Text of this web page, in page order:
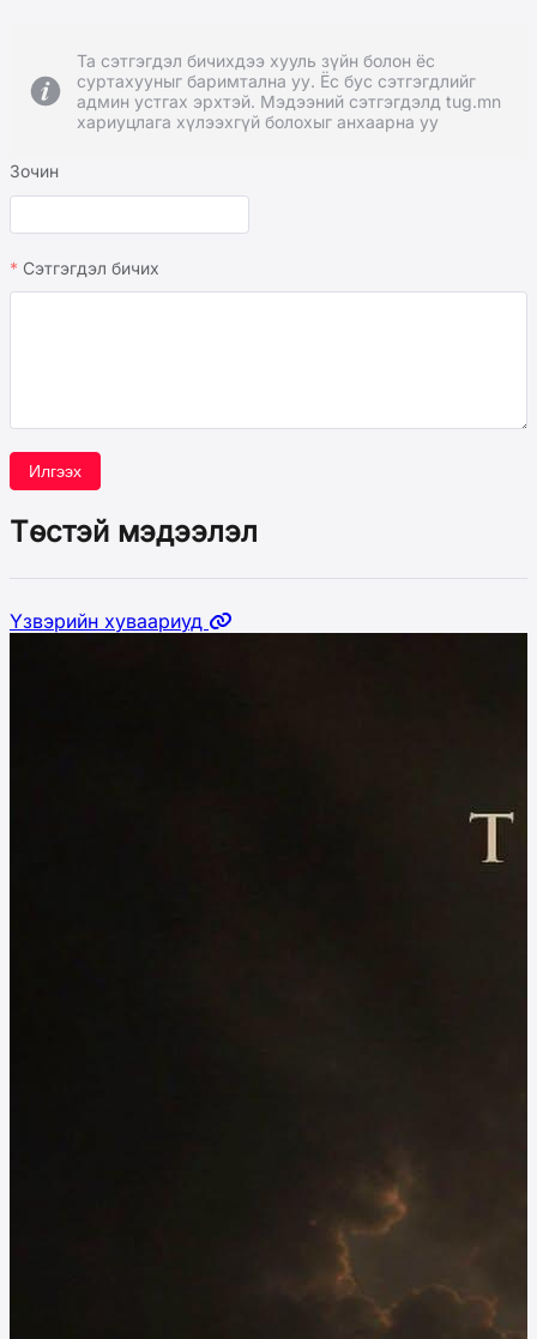
Та сэтгэгдэл бичихдээ хууль зүйн болон ёс
суртахууныг баримтална уу. Ёс бус сэтгэгдлийг
админ устгах эрхтэй. Мэдээний сэтгэгдэлд tug.mn
хариуцлага хүлээхгүй болохыг анхаарна уу
Зочин
Сэтгэгдэл бичих
Илгээх
Төстэй мэдээлэл
Үзвэрийн хуваариуд